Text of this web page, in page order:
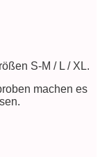
S-M / L / XL.
machen es